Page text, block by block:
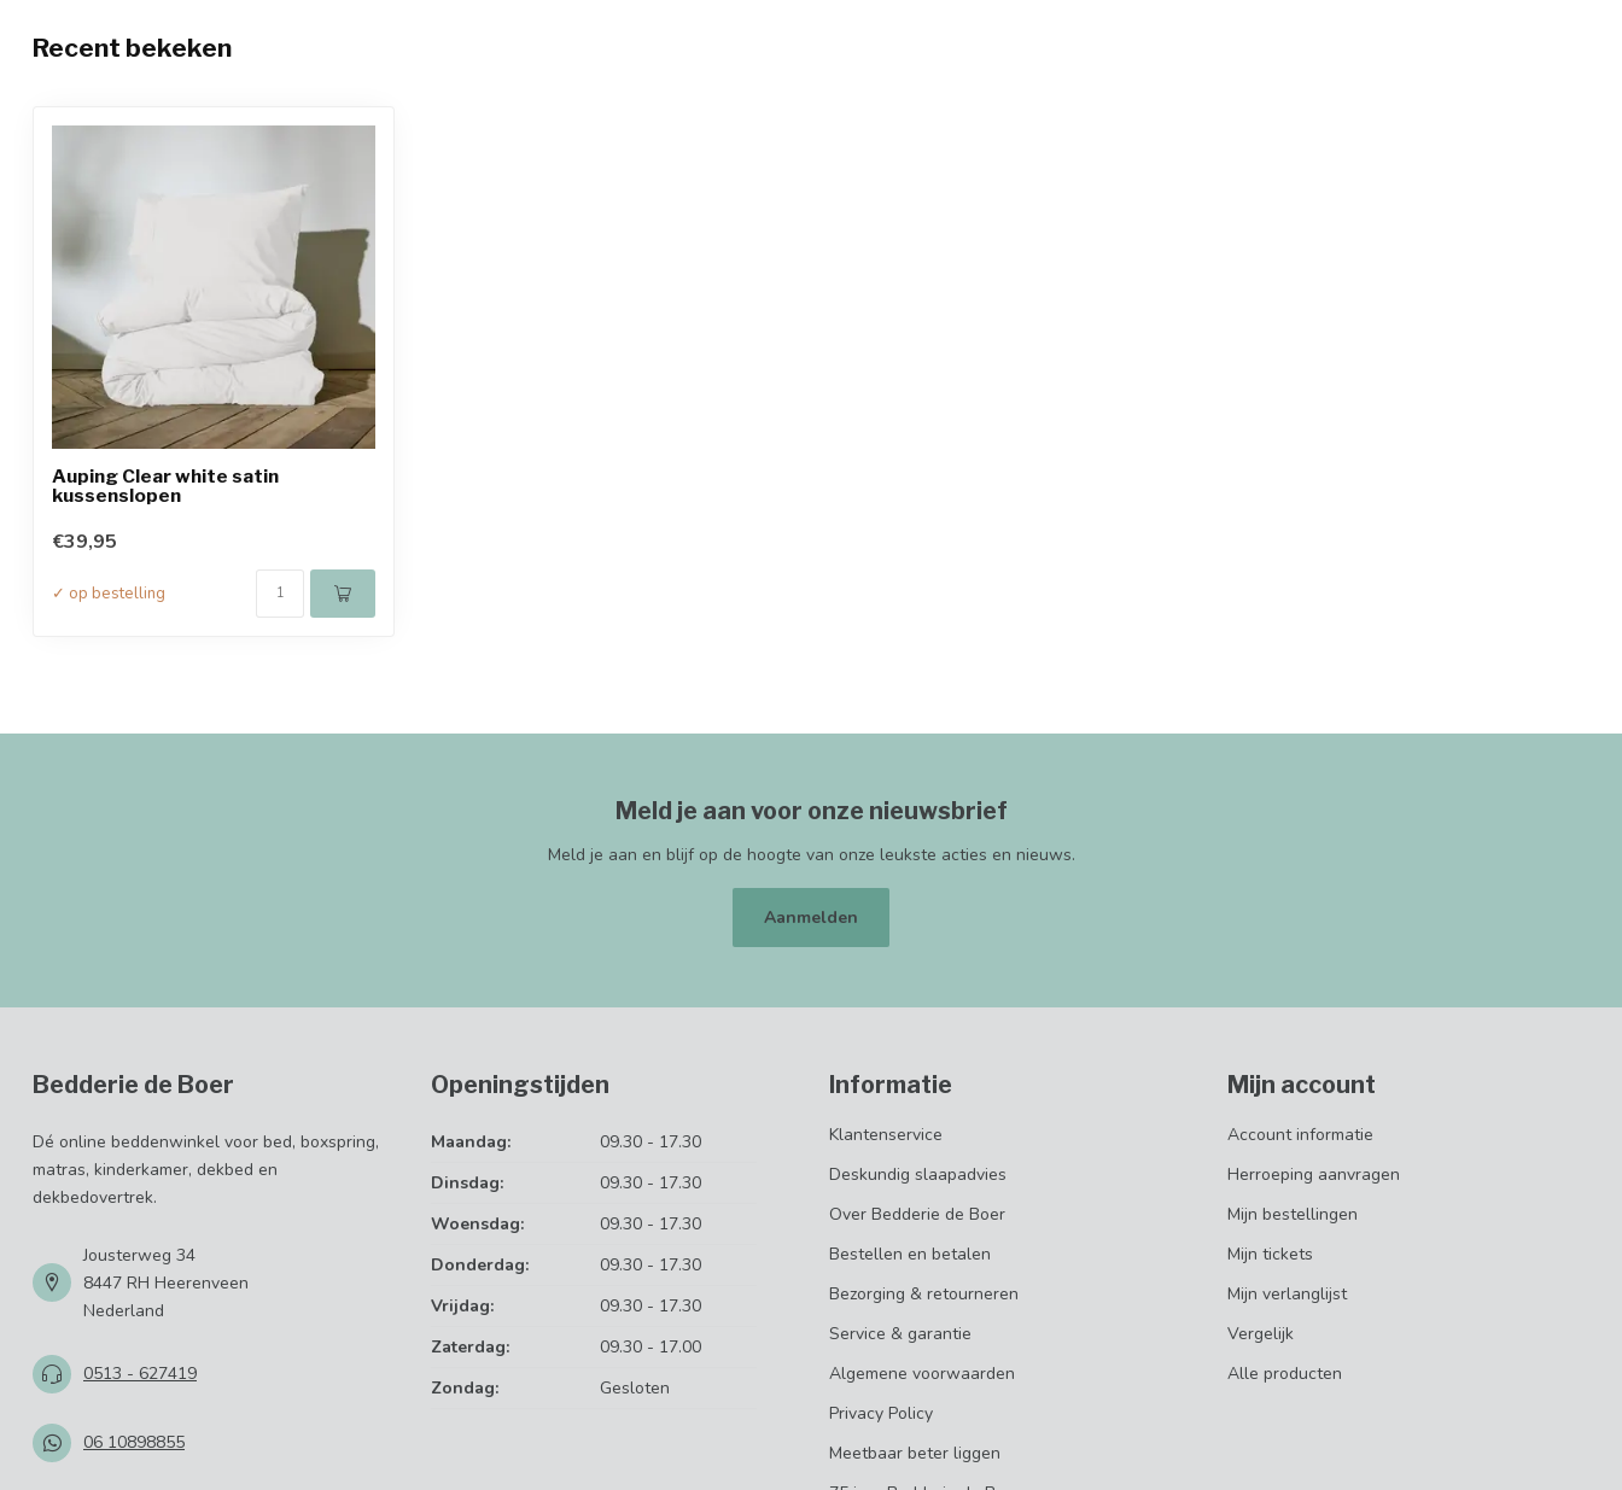
Recent bekeken
Auping Clear white satin
kussenslopen
€39,95
✓ op bestelling
Meld je aan voor onze nieuwsbrief
Meld je aan en blijf op de hoogte van onze leukste acties en nieuws.
Aanmelden
Bedderie de Boer
Dé online beddenwinkel voor bed, boxspring,
matras, kinderkamer, dekbed en
dekbedovertrek.
Jousterweg 34
8447 RH Heerenveen
Nederland
0513 - 627419
06 10898855
Openingstijden
Maandag:
09.30 - 17.30
Dinsdag:
09.30 - 17.30
Woensdag:
09.30 - 17.30
Donderdag:
09.30 - 17.30
Vrijdag:
09.30 - 17.30
Zaterdag:
09.30 - 17.00
Zondag:
Gesloten
Informatie
Klantenservice
Deskundig slaapadvies
Over Bedderie de Boer
Bestellen en betalen
Bezorging & retourneren
Service & garantie
Algemene voorwaarden
Privacy Policy
Meetbaar beter liggen
Mijn account
Account informatie
Herroeping aanvragen
Mijn bestellingen
Mijn tickets
Mijn verlanglijst
Vergelijk
Alle producten